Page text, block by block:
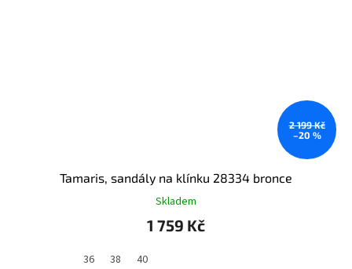
2 199 Kč
–20 %
Tamaris, sandály na klínku 28334 bronce
Skladem
1 759 Kč
36 38 40